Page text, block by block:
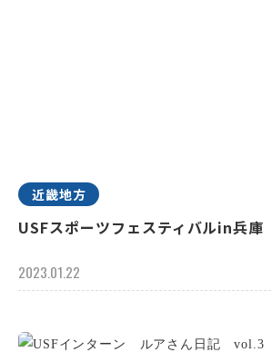
近畿地方
USFスポーツフェスティバルin兵
2023.01.22